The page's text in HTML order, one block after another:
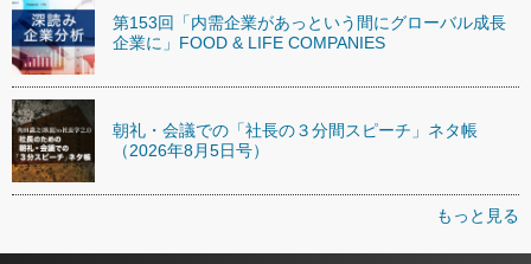
第153回「内需企業があっという間にグローバル成長
企業に」FOOD & LIFE COMPANIES
朝礼・会議での「社長の３分間スピーチ」ネタ帳
（2026年8月5日号）
もっと見る